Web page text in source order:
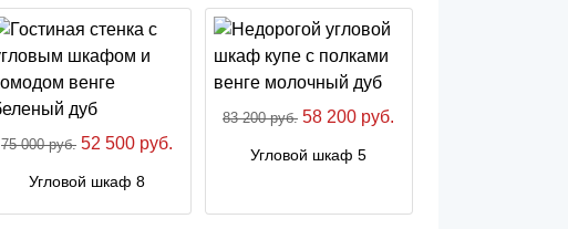
75 000 руб. 52 500 руб.
Угловой шкаф 8
83 200 руб. 58 200 руб.
Угловой шкаф 5